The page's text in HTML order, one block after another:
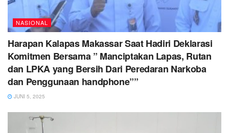
NASIONAL
Harapan Kalapas Makassar Saat Hadiri Deklarasi
Komitmen Bersama ” Manciptakan Lapas, Rutan
dan LPKA yang Bersih Dari Peredaran Narkoba
dan Penggunaan handphone””
JUNI 5, 2025